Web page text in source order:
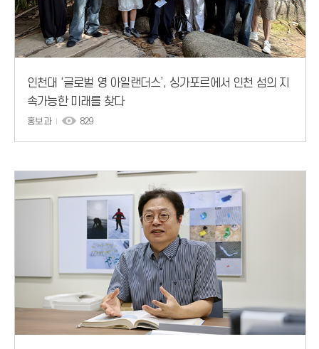
인천대 ‘글로벌 영 아일랜더스’, 싱가포르에서 인천 섬의 지
속가능한 미래를 찾다
홍보과 829